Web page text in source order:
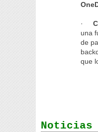
·
una
de
que
Noticias